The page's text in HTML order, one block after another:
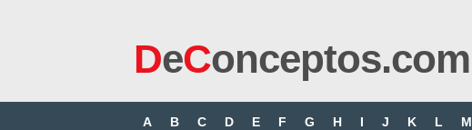
DeConceptos.com
A B C D E F G H I J K L M